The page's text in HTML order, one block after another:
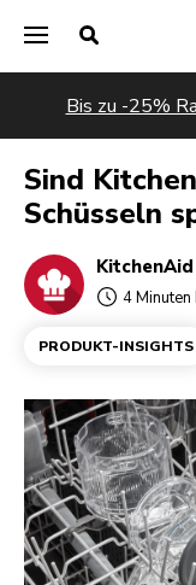
Bis zu -25%
Sind
Schüsseln
4 Minuten
PRODUKT-INSIGHTS